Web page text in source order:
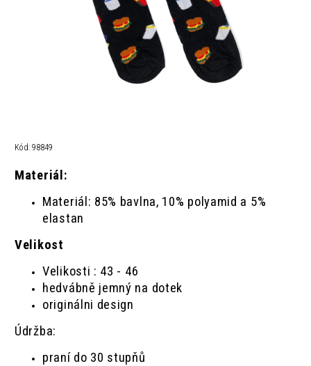
Kód: 98849
Materiál:
Materiál: 85% bavlna, 10% polyamid a 5%
elastan
Velikost
Velikosti : 43 - 46
hedvábně jemný na dotek
originálni design
Údržba:
praní do 30 stupňů